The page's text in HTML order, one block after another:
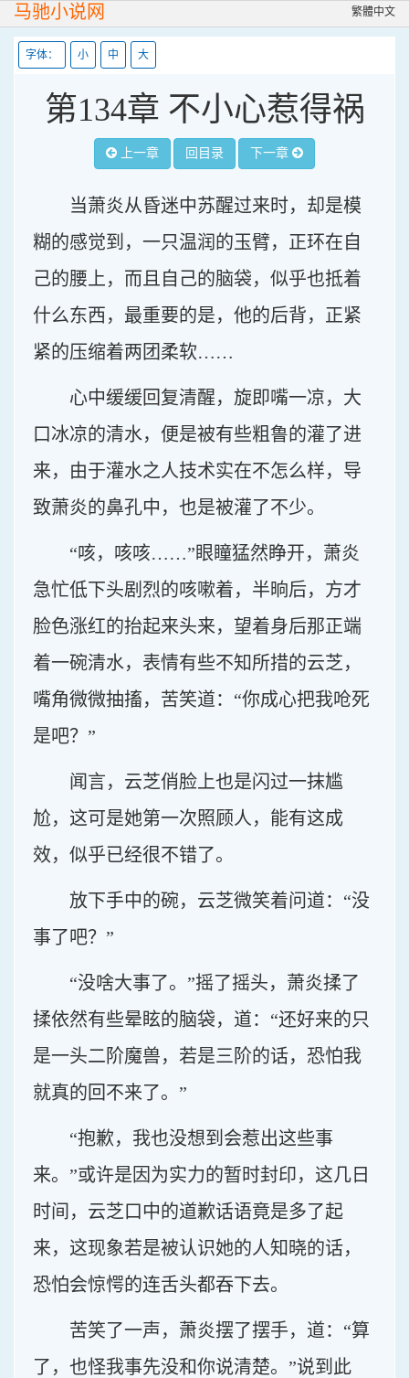
马驰小说网 繁體中文
字体： 小 中 大
第134章 不小心惹得祸
上一章 回目录 下一章
当萧炎从昏迷中苏醒过来时，却是模
糊的感觉到，一只温润的玉臂，正环在自
己的腰上，而且自己的脑袋，似乎也抵着
什么东西，最重要的是，他的后背，正紧
紧的压缩着两团柔软……
心中缓缓回复清醒，旋即嘴一凉，大
口冰凉的清水，便是被有些粗鲁的灌了进
来，由于灌水之人技术实在不怎么样，导
致萧炎的鼻孔中，也是被灌了不少。
“咳，咳咳……”眼瞳猛然睁开，萧炎
急忙低下头剧烈的咳嗽着，半晌后，方才
脸色涨红的抬起来头来，望着身后那正端
着一碗清水，表情有些不知所措的云芝，
嘴角微微抽搐，苦笑道：“你成心把我呛死
是吧？”
闻言，云芝俏脸上也是闪过一抹尴
尬，这可是她第一次照顾人，能有这成
效，似乎已经很不错了。
放下手中的碗，云芝微笑着问道：“没
事了吧？”
“没啥大事了。”摇了摇头，萧炎揉了
揉依然有些晕眩的脑袋，道：“还好来的只
是一头二阶魔兽，若是三阶的话，恐怕我
就真的回不来了。”
“抱歉，我也没想到会惹出这些事
来。”或许是因为实力的暂时封印，这几日
时间，云芝口中的道歉话语竟是多了起
来，这现象若是被认识她的人知晓的话，
恐怕会惊愕的连舌头都吞下去。
苦笑了一声，萧炎摆了摆手，道：“算
了，也怪我事先没和你说清楚。”说到此